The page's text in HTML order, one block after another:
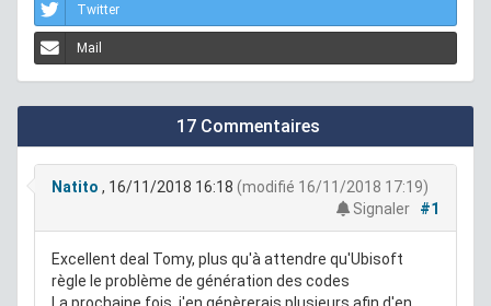
Twitter
Mail
17 Commentaires
Natito , 16/11/2018 16:18 (modifié 16/11/2018 17:19)
Signaler
#1
Excellent deal Tomy, plus qu'à attendre qu'Ubisoft
règle le problème de génération des codes
La prochaine fois, j'en génèrerais plusieurs afin d'en